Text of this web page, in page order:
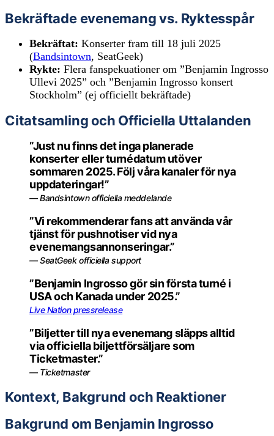
Bekräftade evenemang vs. Ryktesspår
Bekräftat: Konserter fram till 18 juli 2025
(Bandsintown, SeatGeek)
Rykte: Flera fanspekuationer om ”Benjamin Ingrosso
Ullevi 2025” och ”Benjamin Ingrosso konsert
Stockholm” (ej officiellt bekräftade)
Citatsamling och Officiella Uttalanden
”Just nu finns det inga planerade
konserter eller turnédatum utöver
sommaren 2025. Följ våra kanaler för nya
uppdateringar!”
— Bandsintown officiella meddelande
”Vi rekommenderar fans att använda vår
tjänst för pushnotiser vid nya
evenemangsannonseringar.”
— SeatGeek officiella support
”Benjamin Ingrosso gör sin första turné i
USA och Kanada under 2025.”
Live Nation pressrelease
”Biljetter till nya evenemang släpps alltid
via officiella biljettförsäljare som
Ticketmaster.”
— Ticketmaster
Kontext, Bakgrund och Reaktioner
Bakgrund om Benjamin Ingrosso